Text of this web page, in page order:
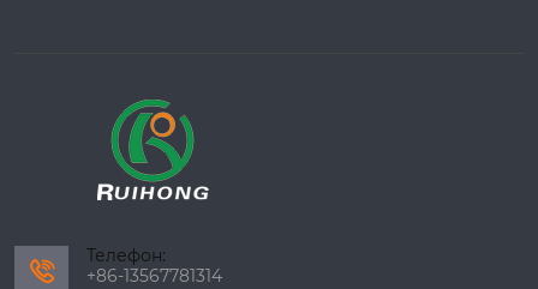

Телефон:
+86-13567781314